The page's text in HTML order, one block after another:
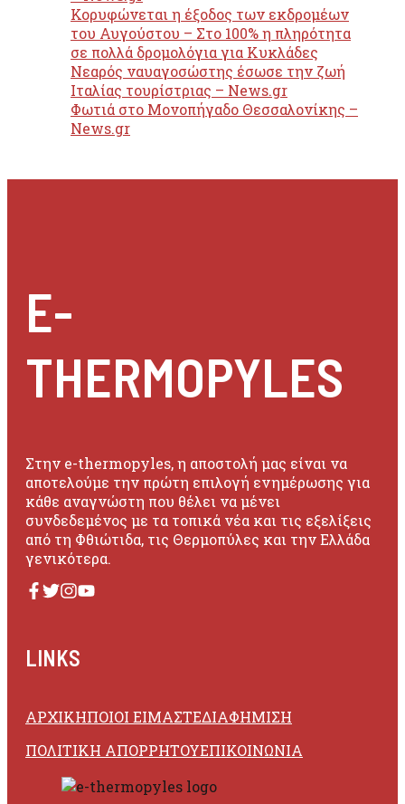
Κορυφώνεται η έξοδος των εκδρομέων
του Αυγούστου – Στο 100% η πληρότητα
σε πολλά δρομολόγια για Κυκλάδες
Νεαρός ναυαγοσώστης έσωσε την ζωή
Ιταλίας τουρίστριας – News.gr
Φωτιά στο Μονοπήγαδο Θεσσαλονίκης –
News.gr
E-
THERMOPYLES
Στην e-thermopyles, η αποστολή μας είναι να
αποτελούμε την πρώτη επιλογή ενημέρωσης για
κάθε αναγνώστη που θέλει να μένει
συνδεδεμένος με τα τοπικά νέα και τις εξελίξεις
από τη Φθιώτιδα, τις Θερμοπύλες και την Ελλάδα
γενικότερα.
LINKS
ΑΡΧΙΚΗΠΟΙΟΙ ΕΙΜΑΣΤΕΔΙΑΦΗΜΙΣΗ
ΠΟΛΙΤΙΚΗ ΑΠΟΡΡΗΤΟΥΕΠΙΚΟΙΝΩΝΙΑ